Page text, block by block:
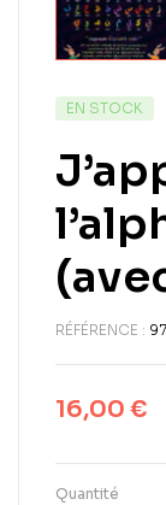
EN STOCK
RÉFÉRENCE :
16,00 €
Quantité